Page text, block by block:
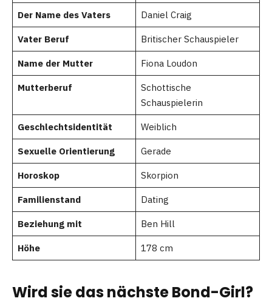
Der Name des Vaters Daniel Craig
Vater Beruf Britischer Schauspieler
Name der Mutter Fiona Loudon
Mutterberuf
Schottische
Schauspielerin
Geschlechtsidentität Weiblich
Sexuelle Orientierung Gerade
Horoskop Skorpion
Familienstand Dating
Beziehung mit Ben Hill
Höhe 178 cm
Wird sie das nächste Bond-Girl?